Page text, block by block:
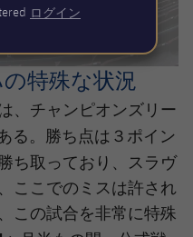
ログイン
特殊な状況
、チャンピオンズリー
る。 勝ち点は３ポイン
ち取っており、スラヴ
ここでのミスは許され
この試合を非常に特殊